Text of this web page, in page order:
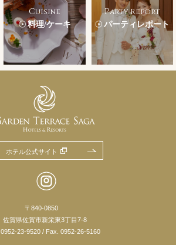
Cuisine
料理/ケーキ
Party Report
パーティレポート
〒840-0850
佐賀県佐賀市新栄東3丁目7-8
0952-23-9520 / Fax. 0952-26-5160
ホテル公式サイト